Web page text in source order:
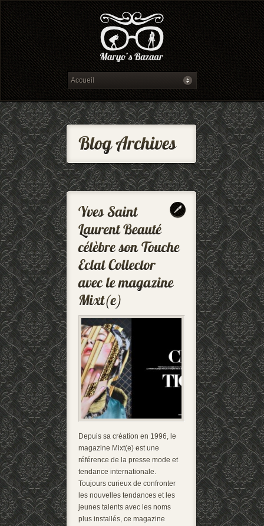
Depuis sa création en 1996, le
magazine Mixt(e) est une
référence de la presse mode et
tendance internationale.
Toujours curieux de confronter
les nouvelles tendances et les
jeunes talents avec les noms
plus installés, ce magazine